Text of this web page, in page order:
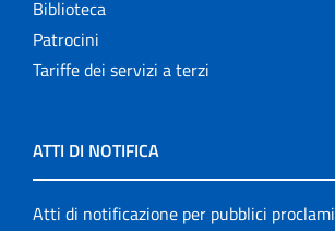
Biblioteca
Patrocini
Tariffe dei servizi a terzi
ATTI DI NOTIFICA
Atti di notificazione per pubblici proclami